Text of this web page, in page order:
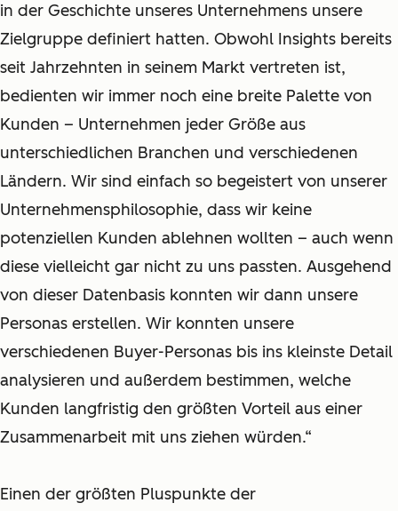
in der Geschichte unseres Unternehmens unsere
Zielgruppe definiert hatten. Obwohl Insights bereits
seit Jahrzehnten in seinem Markt vertreten ist,
bedienten wir immer noch eine breite Palette von
Kunden – Unternehmen jeder Größe aus
unterschiedlichen Branchen und verschiedenen
Ländern. Wir sind einfach so begeistert von unserer
Unternehmensphilosophie, dass wir keine
potenziellen Kunden ablehnen wollten – auch wenn
diese vielleicht gar nicht zu uns passten. Ausgehend
von dieser Datenbasis konnten wir dann unsere
Personas erstellen. Wir konnten unsere
verschiedenen Buyer-Personas bis ins kleinste Detail
analysieren und außerdem bestimmen, welche
Kunden langfristig den größten Vorteil aus einer
Zusammenarbeit mit uns ziehen würden.“
Einen der größten Pluspunkte der